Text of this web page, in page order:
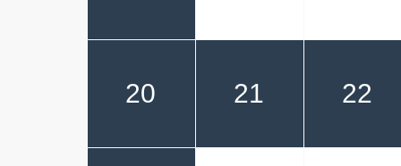
20 21 22